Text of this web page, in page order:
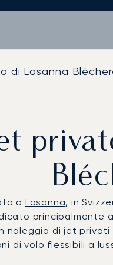
di Losanna
a Losanna, in
principalmente
noleggio di jet
di volo flessibili a